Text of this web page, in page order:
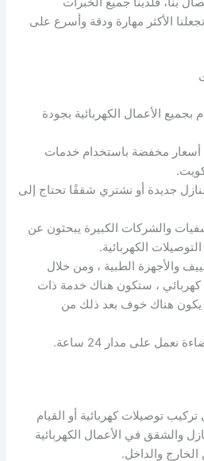
الأكثر مهارة ودقة وأسرع على
بجميع الأعمال الكهربائية بجودة
مخفضة باستخدام خدمات
جديدة أو نشتري شققًا تحتاج إلى
والشركات الكبيرة يبحثون عن
الكهربائية.
والأجهزة الطبية ، ومن خلال
كهربائي ، ستكون هناك خدمة ذات
يكون هناك خوف بعد ذلك من
نعمل على مدار 24 ساعة.
توصيلات كهربائية أو القيام
والشقق في الأعمال الكهربائية
الخارج والداخل.